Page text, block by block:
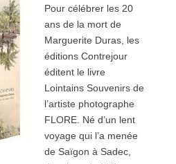
Pour célébrer les 20
ans de la mort de
Marguerite Duras, les
éditions Contrejour
éditent le livre
Lointains Souvenirs de
l’artiste photographe
FLORE. Né d’un lent
voyage qui l’a menée
de Saïgon à Sadec,